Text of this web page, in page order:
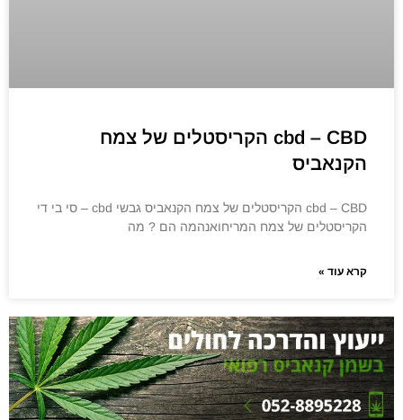
cbd – CBD הקריסטלים של צמח
הקנאביס
cbd – CBD הקריסטלים של צמח הקנאביס גבשי cbd – סי בי די
הקריסטלים של צמח המריחואנהמה הם ? מה
קרא עוד »